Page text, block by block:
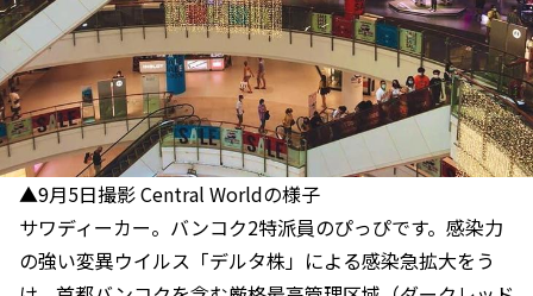
▲9月5日撮影 Central Worldの様子
サワディーカー。バンコク2特派員のぴっぴです。感染力
の強い変異ウイルス「デルタ株」による感染急拡大をう